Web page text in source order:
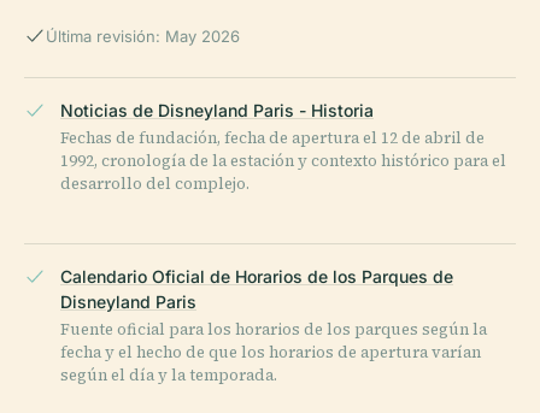
Última revisión: May 2026
Noticias de Disneyland Paris - Historia
Fechas de fundación, fecha de apertura el 12 de abril de
1992, cronología de la estación y contexto histórico para el
desarrollo del complejo.
Calendario Oficial de Horarios de los Parques de
Disneyland Paris
Fuente oficial para los horarios de los parques según la
fecha y el hecho de que los horarios de apertura varían
según el día y la temporada.